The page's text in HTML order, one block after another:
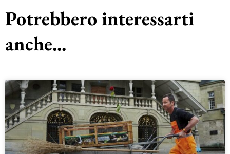
Potrebbero interessarti
anche...